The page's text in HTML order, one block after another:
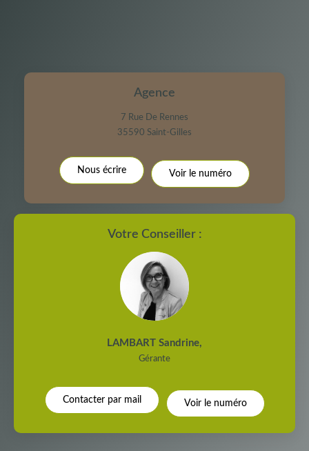
VOITURE
DISTANCE DE L'AÉROPORT : SUPERFICIE :
RÉSULTATS DES LYCÉES ECOLES ET CRÈCHES
Agence
7 Rue De Rennes
35590 Saint-Gilles
Nous écrire Voir le numéro
Votre Conseiller :
LAMBART Sandrine,
Gérante
Contacter par mail Voir le numéro